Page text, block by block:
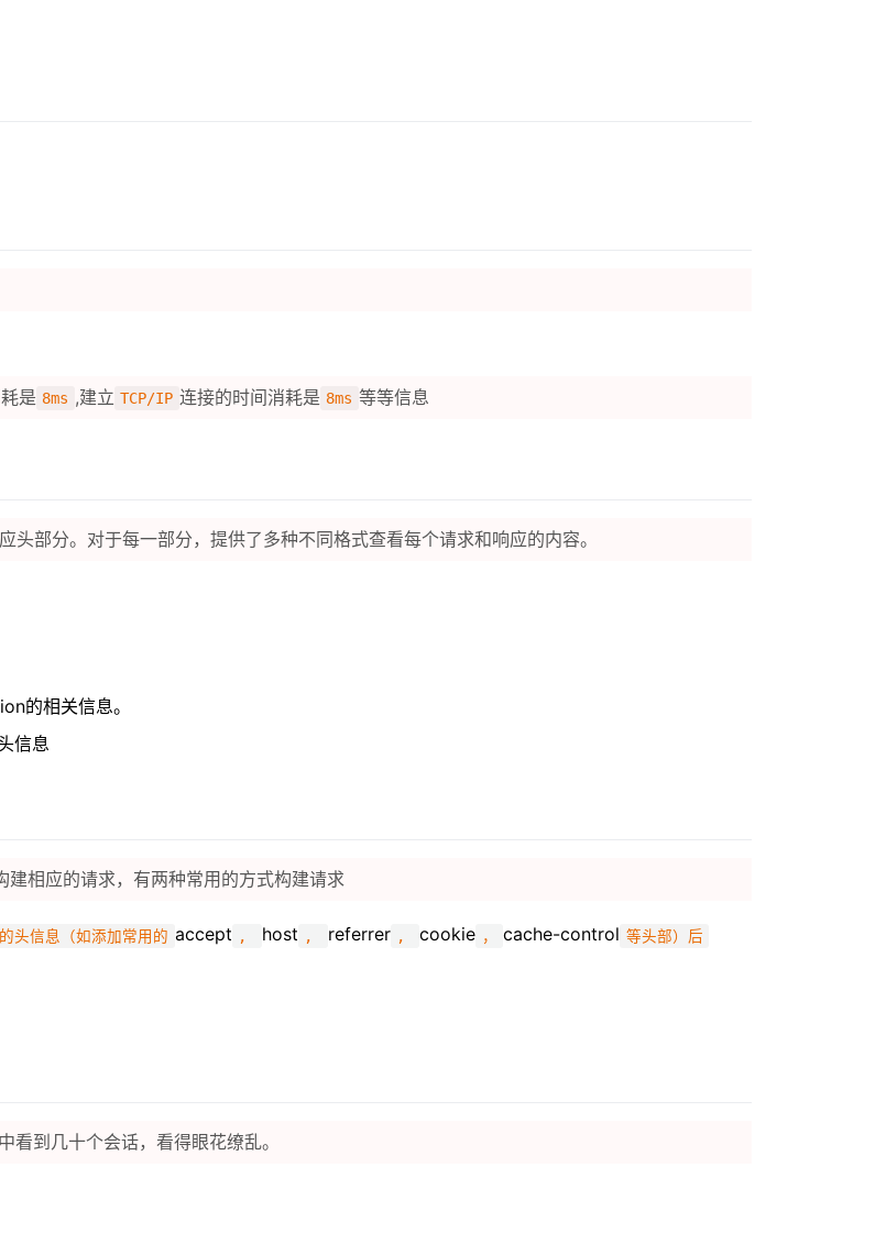
是 8ms ,建立 TCP/IP 连接的时间消耗是 8ms 等等信息
部分。对于每一部分，提供了多种不同格式查看每个请求和响应的内容。
的相关信息。
信息
建相应的请求，有两种常用的方式构建请求
头信息（如添加常用的 accept , host , referrer , cookie ， cache-control 等头部）后
中看到几十个会话，看得眼花缭乱。